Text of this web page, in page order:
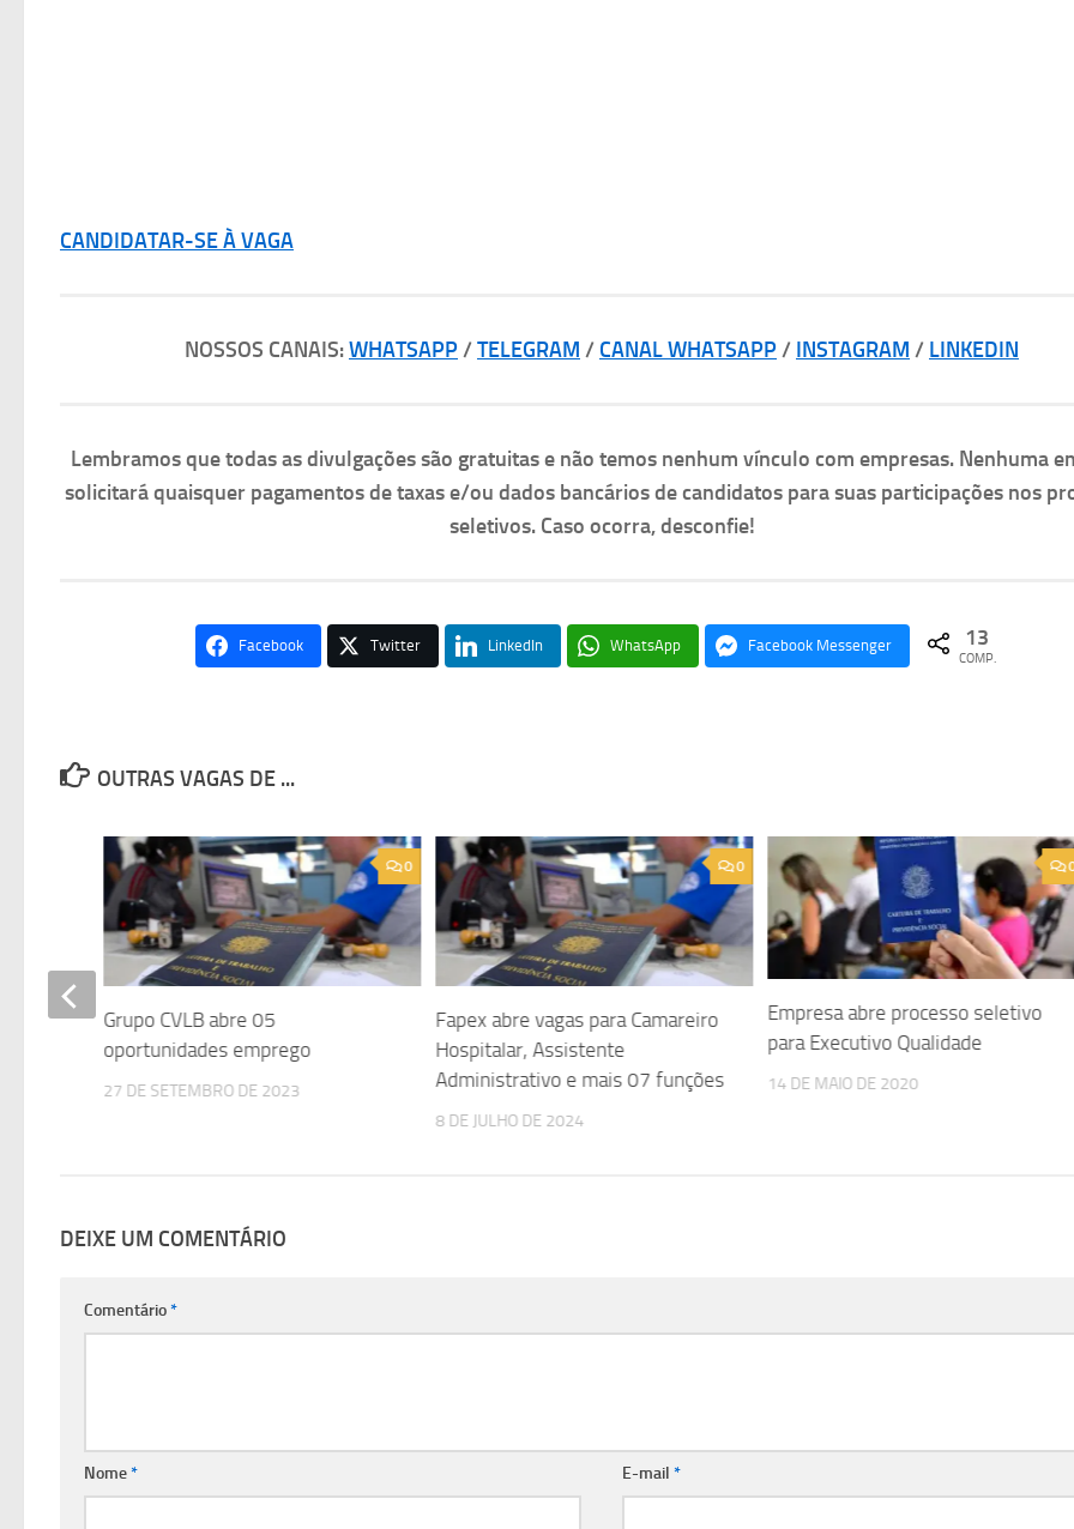
CANDIDATAR-SE À VAGA
NOSSOS CANAIS:WHATSAPP/ TELEGRAM / CANAL WHATSAPP/ INSTAGRAM / LINKEDIN
Lembramos que todas as divulgações são gratuitas e não temos nenhum vínculo com empresas. Nenhuma
solicitará quaisquer pagamentos de taxas e/ou dados bancários de candidatos para suas participações nos
seletivos. Caso ocorra, desconfie!
Facebook Twitter LinkedIn WhatsApp Facebook Messenger 13
COMP.
OUTRAS VAGAS DE ...
0
Fapex abre vagas para Camareiro
Hospitalar, Assistente
Administrativo e mais 07 funções
8 DE JULHO DE 2024
Empresa abre processo seletivo
para Executivo Qualidade
14 DE MAIO DE 2020
0
Grupo CVLB abre 05
oportunidades emprego
27 DE SETEMBRO DE 2023
DEIXE UM COMENTÁRIO
Comentário*
Nome* E-mail*